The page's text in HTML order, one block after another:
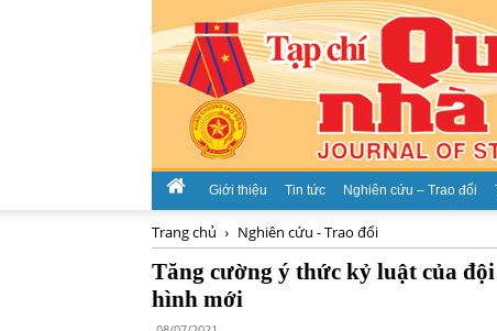
Giới thiệu Tin tức Nghiên cứu – Trao đổi
Trang chủ Nghiên cứu - Trao đổi
Tăng cường ý thức kỷ luật của
hình mới